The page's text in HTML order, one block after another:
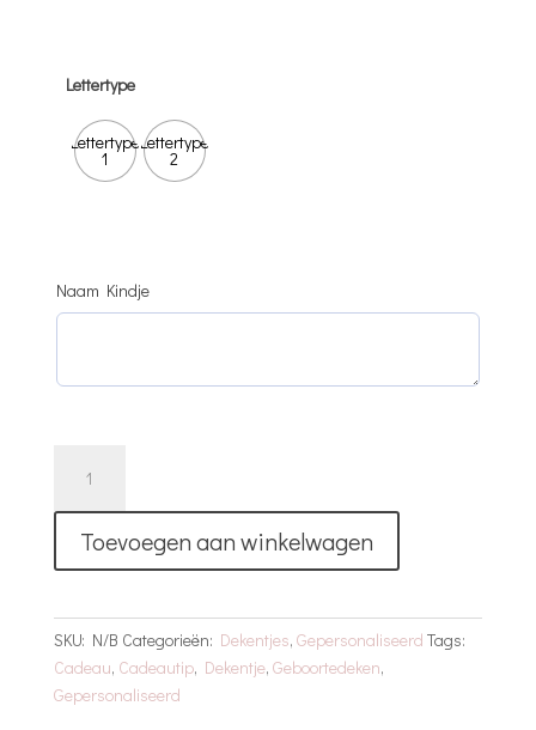
Lettertype
Lettertype
1
Lettertype
2
Naam Kindje
Heart
Dekentje
Naam
Toevoegen aan winkelwagen
SKU: N/B Categorieën: Dekentjes, Gepersonaliseerd Tags:
Cadeau, Cadeautip, Dekentje, Geboortedeken,
Gepersonaliseerd